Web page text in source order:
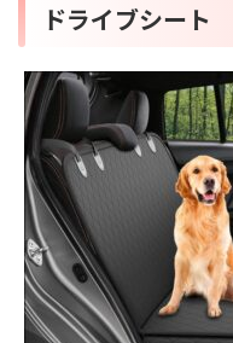
ドライブシート